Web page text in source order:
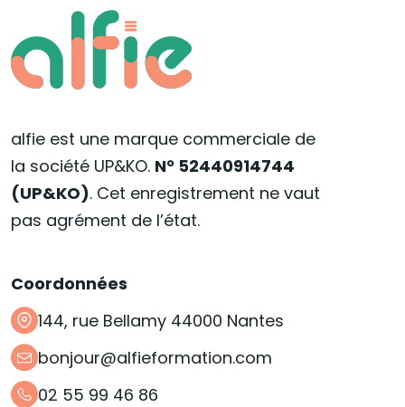
alfie est une marque commerciale de
la société UP&KO. N° 52440914744
(UP&KO). Cet enregistrement ne vaut
pas agrément de l’état.
Coordonnées
144, rue Bellamy 44000 Nantes
bonjour@alfieformation.com
02 55 99 46 86